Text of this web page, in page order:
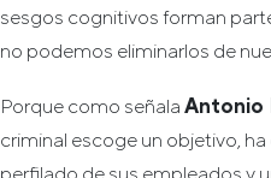
sesgos cognitivos forman
no podemos eliminarlos de
Porque como señala Antonio
criminal escoge un objetivo,
perfilado de sus empleados y